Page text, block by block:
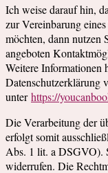
Ich weise darauf hin,
zur Vereinbarung
möchten, dann nutzen
angeboten
Weitere Informationen
Datenschutzerklärung
unterhttps://
Die Verarbeitung der
erfolgt somit
Abs. 1 lit. a DSGVO).
widerrufen. Die